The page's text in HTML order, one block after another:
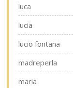
luca
lucia
lucio fontana
madreperla
maria